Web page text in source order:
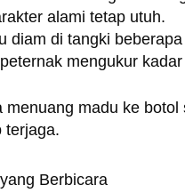
alami tetap utuh.
diam di tangki
mengukur
menuang madu ke
terjaga.
Berbicara